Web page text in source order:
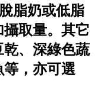
脂奶或低脂
取量。其它
、深綠色蔬
，亦可選